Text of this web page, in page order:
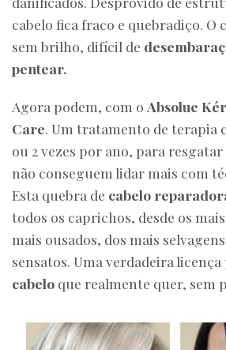
cabelo fica fraco e quebradiço. O
sem brilho, difícil de
pentear.
Agora podem, com o Absolue
Care. Um tratamento de terapia
ou 2 vezes por ano, para resgatar
não conseguem lidar mais com
Esta quebra de cabelo
todos os caprichos, desde os
mais ousados, dos mais
sensatos. Uma verdadeira licença
cabelo que realmente quer, sem